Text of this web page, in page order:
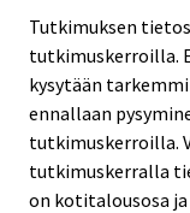
Tutkimuksen
tutkimuskerroilla.
kysytään
ennallaan
tutkimuskerroilla.
tutkimuskerralla
on kotitalousosa